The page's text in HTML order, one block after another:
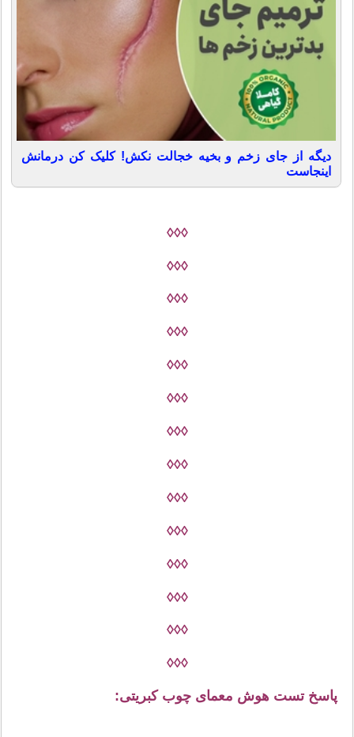
دیگه از جای زخم و بخیه خجالت نکش! کلیک کن درمانش
اینجاست
◊◊◊
◊◊◊
◊◊◊
◊◊◊
◊◊◊
◊◊◊
◊◊◊
◊◊◊
◊◊◊
◊◊◊
◊◊◊
◊◊◊
◊◊◊
◊◊◊
پاسخ تست هوش معمای چوب کبریتی: